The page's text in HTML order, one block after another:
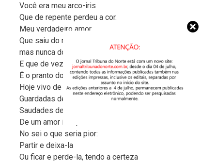
Você era meu arco-iris
Que de repente perdeu a cor.
Meu verdadeiro amor
Que saiu do meu cotidiano
mas nunca dos meus pensamentos.
E que de vez em quando,
É o pranto dos meus lamentos.
Hoje vivo de recordações
Guardadas dentro do meu coração.
Saudades de alguém amável.
De um amor inexplicável.
No sei o que seria pior:
Partir e deixa-la
Ou ficar e perde-la, tendo a certeza